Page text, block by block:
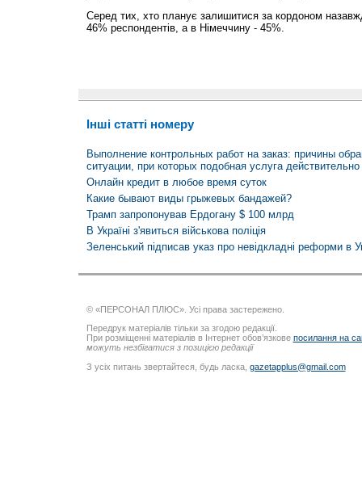
Серед тих, хто планує залишитися за кордоном
46% респондентів, а в Німеччину - 45%.
Інші статті номеру
Выполнение контрольных работ на заказ: причины
ситуации, при которых подобная услуга
Онлайн кредит в любое время суток
Какие бывают виды грыжевых бандажей?
Трамп запропонував Ердогану $ 100 млрд
В Україні з'явиться військова поліція
Зеленський підписав указ про невідкладні реформи в
© «ПЕРСОНАЛ ПЛЮС». Усі права застережено.
Передрук матеріалів тільки за згодою редакції.
При розміщенні матеріалів в Інтернет обов’язкове посилання на
можуть незбігатися з позицією редакції
З усіх питань звертайтеся, будь ласка, gazetapplus@gmail.com